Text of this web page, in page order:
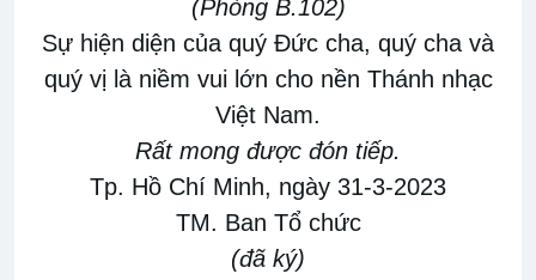
(Phòng B.102)
Sự hiện diện của quý Đức cha, quý cha và
quý vị là niềm vui lớn cho nền Thánh nhạc
Việt Nam.
Rất mong được đón tiếp.
Tp. Hồ Chí Minh, ngày 31-3-2023
TM. Ban Tổ chức
(đã ký)